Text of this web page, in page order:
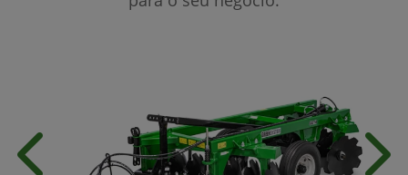
Anterior